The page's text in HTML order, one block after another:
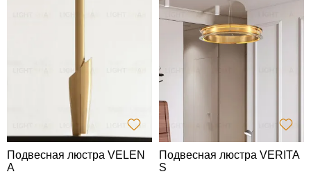
Подвесная люстра VELEN
A
Подвесная люстра VERITA
S